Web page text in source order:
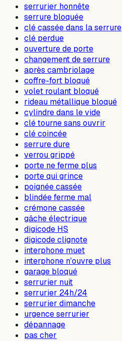
serrurier honnête
serrure bloquée
clé cassée dans la serrure
clé perdue
ouverture de porte
changement de serrure
après cambriolage
coffre-fort bloqué
volet roulant bloqué
rideau métallique bloqué
cylindre dans le vide
clé tourne sans ouvrir
clé coincée
serrure dure
verrou grippé
porte ne ferme plus
porte qui grince
poignée cassée
blindée ferme mal
crémone cassée
gâche électrique
digicode HS
digicode clignote
interphone muet
interphone n'ouvre plus
garage bloqué
serrurier nuit
serrurier 24h/24
serrurier dimanche
urgence serrurier
dépannage
pas cher